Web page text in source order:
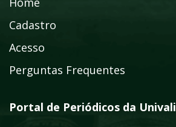
Cadastro
Acesso
Perguntas Frequentes
Portal de Periódicos da Univali